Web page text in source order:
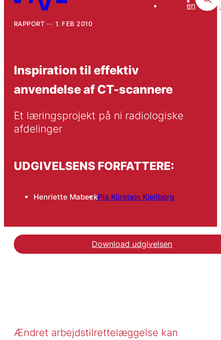
en
RAPPORT 1. FEB 2010
Inspiration til effektiv
anvendelse af CT-scannere
Et læringsprojekt på ni radiologiske
afdelinger
UDGIVELSENS FORFATTERE:
Henriette MabeckPia Kürstein Kjellberg
Download udgivelsen
Ændret arbejdstilrettelæggelse kan